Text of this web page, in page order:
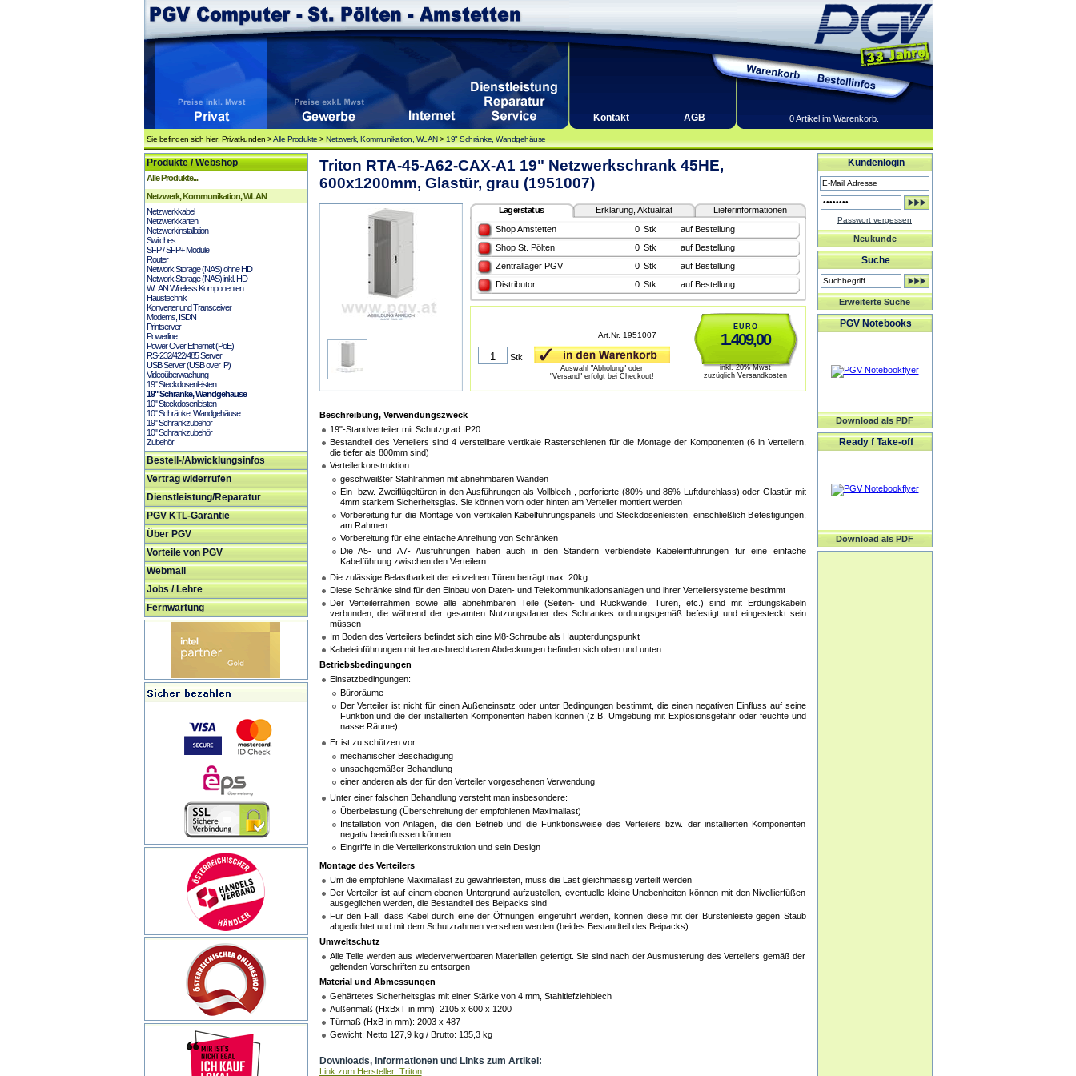
Kontakt AGB 0 Artikel im Warenkorb.
Sie befinden sich hier: Privatkunden >Alle Produkte >Netzwerk, Kommunikation, WLAN> 19" Schränke, Wandgehäuse
Produkte / Webshop
Alle Produkte...
Netzwerk, Kommunikation, WLAN
Netzwerkkabel
Netzwerkkarten
Netzwerkinstallation
Switches
SFP / SFP+ Module
Router
Network Storage (NAS) ohne HD
Network Storage (NAS) inkl. HD
WLAN Wireless Komponenten
Haustechnik
Konverter und Transceiver
Modems, ISDN
Printserver
Powerline
Power Over Ethernet (PoE)
RS-232/422/485 Server
USB Server (USB over IP)
Videoüberwachung
19" Steckdosenleisten
19" Schränke, Wandgehäuse
10" Steckdosenleisten
10" Schränke, Wandgehäuse
19" Schrankzubehör
10" Schrankzubehör
Zubehör
Bestell-/Abwicklungsinfos
Vertrag widerrufen
Dienstleistung/Reparatur
PGV KTL-Garantie
Über PGV
Vorteile von PGV
Webmail
Jobs / Lehre
Fernwartung
Triton RTA-45-A62-CAX-A1 19" Netzwerkschrank 45HE,
600x1200mm, Glastür, grau (1951007)
Lagerstatus Erklärung, Aktualität
Lieferinformationen
Shop Amstetten
0 Stk
auf Bestellung
Shop St. Pölten
0 Stk
auf Bestellung
Zentrallager PGV
0 Stk
auf Bestellung
Distributor
0 Stk auf Bestellung
EURO
1.409,00
inkl. 20% Mwst
zuzüglich Versandkosten
Art.Nr. 1951007
Stk
Auswahl "Abholung" oder
"Versand" erfolgt bei Checkout!
Beschreibung, Verwendungszweck
19"-Standverteiler mit Schutzgrad IP20
Bestandteil des Verteilers sind 4 verstellbare vertikale Rasterschienen für die Montage der Komponenten (6 in Verteilern,
die tiefer als 800mm sind)
Verteilerkonstruktion:
geschweißter Stahlrahmen mit abnehmbaren Wänden
Ein- bzw. Zweiflügeltüren in den Ausführungen als Vollblech-, perforierte (80% und 86% Luftdurchlass) oder Glastür mit
4mm starkem Sicherheitsglas. Sie können vorn oder hinten am Verteiler montiert werden
Vorbereitung für die Montage von vertikalen Kabelführungspanels und Steckdosenleisten, einschließlich Befestigungen,
am Rahmen
Vorbereitung für eine einfache Anreihung von Schränken
Die A5- und A7- Ausführungen haben auch in den Ständern verblendete Kabeleinführungen für eine einfache
Kabelführung zwischen den Verteilern
Die zulässige Belastbarkeit der einzelnen Türen beträgt max. 20kg
Diese Schränke sind für den Einbau von Daten- und Telekommunikationsanlagen und ihrer Verteilersysteme bestimmt
Der Verteilerrahmen sowie alle abnehmbaren Teile (Seiten- und Rückwände, Türen, etc.) sind mit Erdungskabeln
verbunden, die während der gesamten Nutzungsdauer des Schrankes ordnungsgemäß befestigt und eingesteckt sein
müssen
Im Boden des Verteilers befindet sich eine M8-Schraube als Haupterdungspunkt
Kabeleinführungen mit herausbrechbaren Abdeckungen befinden sich oben und unten
Betriebsbedingungen
Einsatzbedingungen:
Büroräume
Der Verteiler ist nicht für einen Außeneinsatz oder unter Bedingungen bestimmt, die einen negativen Einfluss auf seine
Funktion und die der installierten Komponenten haben können (z.B. Umgebung mit Explosionsgefahr oder feuchte und
nasse Räume)
Er ist zu schützen vor:
mechanischer Beschädigung
unsachgemäßer Behandlung
einer anderen als der für den Verteiler vorgesehenen Verwendung
Unter einer falschen Behandlung versteht man insbesondere:
Überbelastung (Überschreitung der empfohlenen Maximallast)
Installation von Anlagen, die den Betrieb und die Funktionsweise des Verteilers bzw. der installierten Komponenten
negativ beeinflussen können
Eingriffe in die Verteilerkonstruktion und sein Design
Montage des Verteilers
Um die empfohlene Maximallast zu gewährleisten, muss die Last gleichmässig verteilt werden
Der Verteiler ist auf einem ebenen Untergrund aufzustellen, eventuelle kleine Unebenheiten können mit den Nivellierfüßen
ausgeglichen werden, die Bestandteil des Beipacks sind
Für den Fall, dass Kabel durch eine der Öffnungen eingeführt werden, können diese mit der Bürstenleiste gegen Staub
abgedichtet und mit dem Schutzrahmen versehen werden (beides Bestandteil des Beipacks)
Umweltschutz
Alle Teile werden aus wiederverwertbaren Materialien gefertigt. Sie sind nach der Ausmusterung des Verteilers gemäß der
geltenden Vorschriften zu entsorgen
Material und Abmessungen
Gehärtetes Sicherheitsglas mit einer Stärke von 4 mm, Stahltiefziehblech
Außenmaß (HxBxT in mm): 2105 x 600 x 1200
Türmaß (HxB in mm): 2003 x 487
Gewicht: Netto 127,9 kg / Brutto: 135,3 kg
Downloads, Informationen und Links zum Artikel:
Link zum Hersteller: Triton
Kundenlogin
Passwort vergessen
Neukunde
Suche
Erweiterte Suche
PGV Notebooks
Download als PDF
Ready f Take-off
Download als PDF